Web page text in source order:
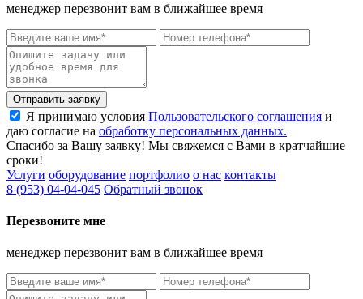
менеджер перезвонит вам в ближайшее время
Отправить заявку
Я принимаю условия Пользовательского соглашения и
даю согласие на обработку персональных данных.
Спасибо за Вашу заявку! Мы свяжемся с Вами в кратчайшие
сроки!
Услуги оборудование портфолио о нас контакты
8 (953) 04-04-045 Обратный звонок
Перезвоните мне
менеджер перезвонит вам в ближайшее время